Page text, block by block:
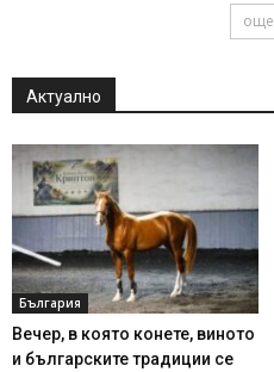
още
Актуално
България
Вечер, в която конете, виното
и българските традиции се